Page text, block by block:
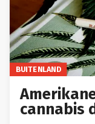
BUITENLAND
cannabis